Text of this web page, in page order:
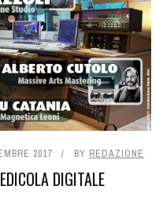
2017 BY REDAZIONE
DIGITALE